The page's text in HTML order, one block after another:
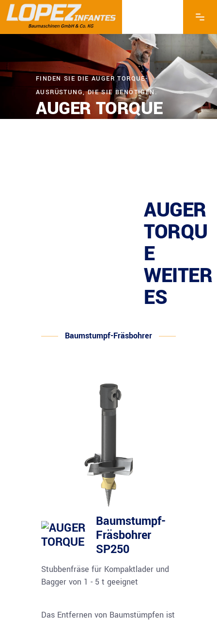
FINDEN SIE DIE AUGER TORQUE-
AUSRÜSTUNG, DIE SIE BENÖTIGEN.
AUGER TORQUE
WEITERES
AUGER
TORQU
E
WEITER
ES
Baumstumpf-Fräsbohrer
Baumstumpf-
Fräsbohrer
SP250
Stubbenfräse für Kompaktlader und
Bagger von 1 - 5 t geeignet
Das Entfernen von Baumstümpfen ist